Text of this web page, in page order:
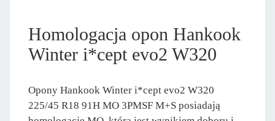
Homologacja opon Hankook
Winter i*cept evo2 W320
Opony Hankook Winter i*cept evo2 W320
225/45 R18 91H MO 3PMSF M+S posiadają